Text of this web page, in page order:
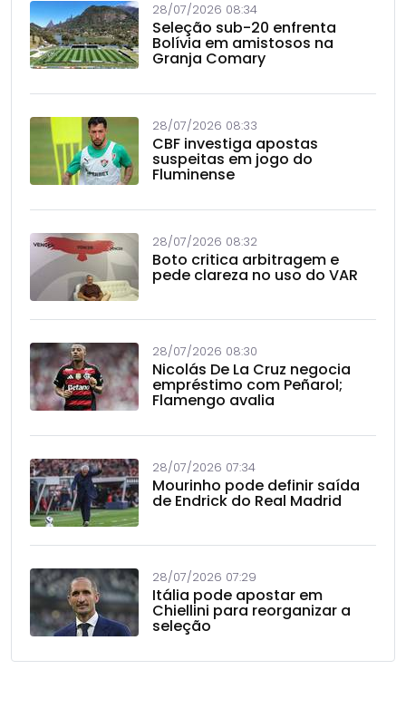
28/07/2026 08:34
Seleção sub-20 enfrenta
Bolívia em amistosos na
Granja Comary
28/07/2026 08:33
CBF investiga apostas
suspeitas em jogo do
Fluminense
28/07/2026 08:32
Boto critica arbitragem e
pede clareza no uso do VAR
28/07/2026 08:30
Nicolás De La Cruz negocia
empréstimo com Peñarol;
Flamengo avalia
28/07/2026 07:34
Mourinho pode definir saída
de Endrick do Real Madrid
28/07/2026 07:29
Itália pode apostar em
Chiellini para reorganizar a
seleção